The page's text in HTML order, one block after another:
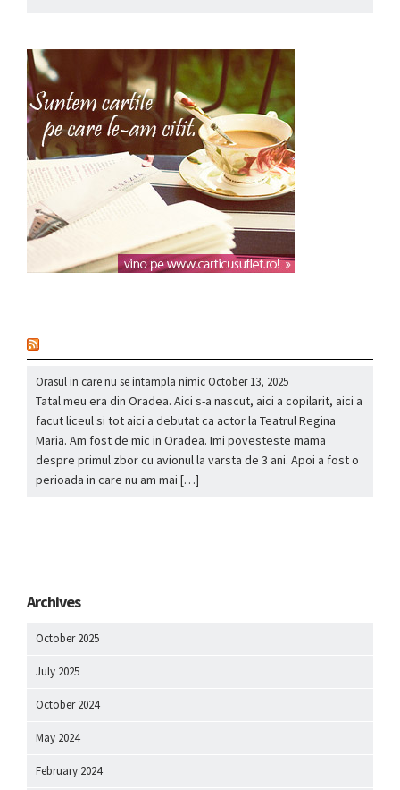
Orasul in care nu se intampla nimicOctober 13, 2025
Tatal meu era din Oradea. Aici s-a nascut, aici a copilarit, aici a
facut liceul si tot aici a debutat ca actor la Teatrul Regina
Maria. Am fost de mic in Oradea. Imi povesteste mama
despre primul zbor cu avionul la varsta de 3 ani. Apoi a fost o
perioada in care nu am mai […]
Archives
October 2025
July 2025
October 2024
May 2024
February 2024